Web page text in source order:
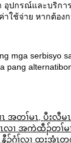
อุปกรณ์และบริกา
าใช้จ่าย หากต้อง
mga serbisyo
pang
အတၢ်မၤ ,ပီးလီမ
လၢ အကဲထီၣ်တၢ်မ
ၣ်ဂံၢ်လၢ ထးအံၤတ